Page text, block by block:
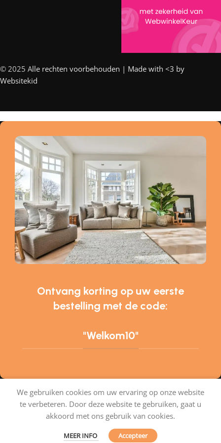
© 2025 Alle rechten voorbehouden | Made with <3 by
Websitekid
Ontvang korting op uw eerste
bestelling met de code:
"Welkom10"
We gebruiken cookies om uw ervaring op onze website
te verbeteren. Door deze website te gebruiken, gaat u
akkoord met ons gebruik van cookies.
MEER INFO Accepteer
Tapijtenshop.com